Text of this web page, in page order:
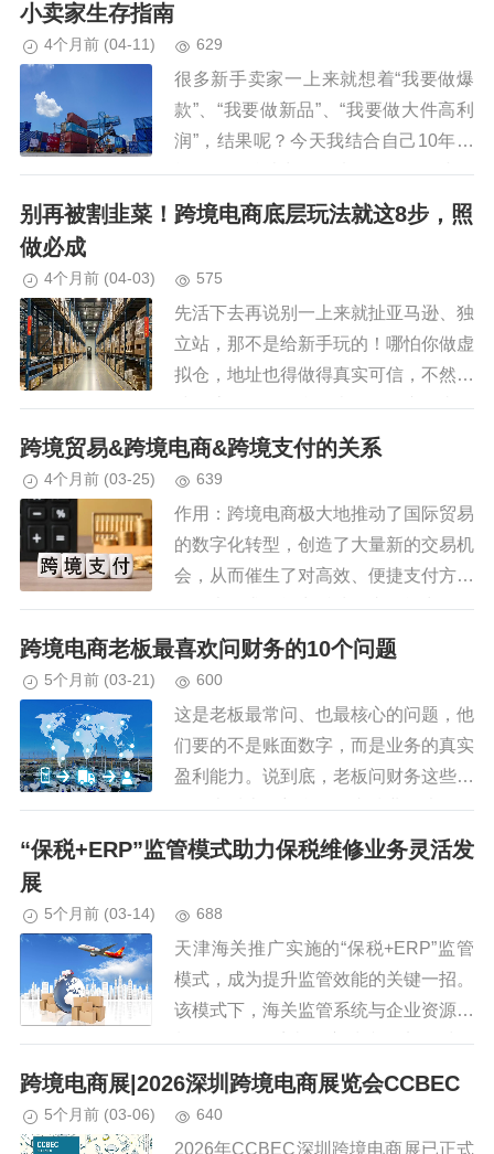
小卖家生存指南
4个月前 (04-11) 629
很多新手卖家一上来就想着“我要做爆
款”、“我要做新品”、“我要做大件高利
润”，结果呢？今天我结合自己10年实
战经验，总结出三个选品铁律：做小不
做大、做垂不做宽、做旧不做新。小卖
别再被割韭菜！跨境电商底层玩法就这8步，照
做必成
4个月前 (04-03) 575
先活下去再说别一上来就扯亚马逊、独
立站，那不是给新手玩的！哪怕你做虚
拟仓，地址也得做得真实可信，不然后
续物流纠纷、平台稽查，全是麻烦事，
一步错步步错！其实跨境电商根本没那
跨境贸易&跨境电商&跨境支付的关系
4个月前 (03-25) 639
作用：跨境电商极大地推动了国际贸易
的数字化转型，创造了大量新的交易机
会，从而催生了对高效、便捷支付方式
的巨大需求。能力反哺：支付能力的提
升（如更快的结算速度、更低的成本、
跨境电商老板最喜欢问财务的10个问题
5个月前 (03-21) 600
这是老板最常问、也最核心的问题，他
们要的不是账面数字，而是业务的真实
盈利能力。说到底，老板问财务这些问
题，本质上是想拿数据支撑业务决策。
财务不能只做“数字搬运工”，得看透数
“保税+ERP”监管模式助力保税维修业务灵活发
展
5个月前 (03-14) 688
天津海关推广实施的“保税+ERP”监管
模式，成为提升监管效能的关键一招。
该模式下，海关监管系统与企业资源计
划（ERP）系统深度对接，实现对仓
库和生产线物流、信息流的实时智能监
跨境电商展|2026深圳跨境电商展览会CCBEC
5个月前 (03-06) 640
2026年CCBEC深圳跨境电商展已正式